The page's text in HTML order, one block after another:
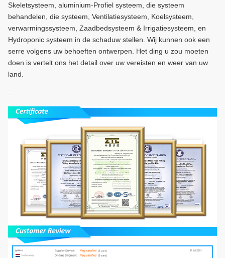
Skeletsysteem, aluminium-Profiel systeem, die systeem
behandelen, die systeem, Ventilatiesysteem, Koelsysteem,
verwarmingssysteem, Zaadbedsysteem & Irrigatiesysteem, en
Hydroponic systeem in de schaduw stellen. Wij kunnen ook een
serre volgens uw behoeften ontwerpen. Het ding u zou moeten
doen is vertelt ons het detail over uw vereisten en weer van uw
land.